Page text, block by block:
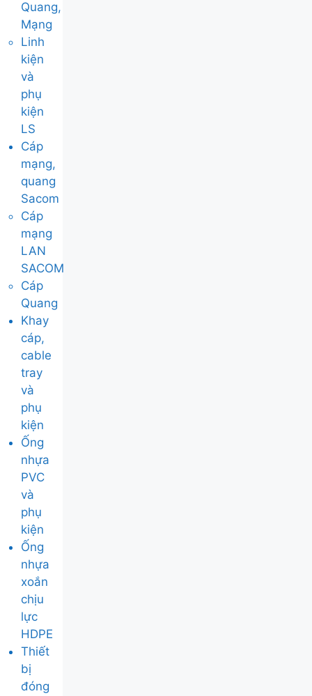
Quang,
Mạng
Linh
kiện
và
phụ
kiện
LS
Cáp
mạng,
quang
Sacom
Cáp
mạng
LAN
SACOM
Cáp
Quang
Khay
cáp,
cable
tray
và
phụ
kiện
Ống
nhựa
PVC
và
phụ
kiện
Ống
nhựa
xoắn
chịu
lực
HDPE
Thiết
bị
đóng